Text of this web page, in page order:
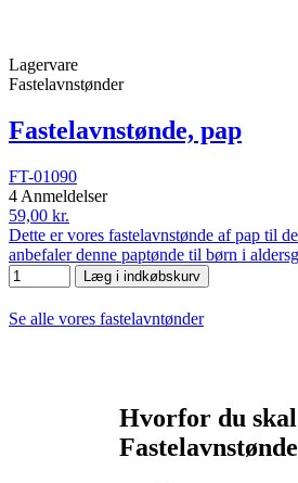
Lagervare
Fastelavnstønder
Fastelavnstønde, pap
FT-01090
4 Anmeldelser
59,00 kr.
Dette er vores fastelavnstønde af pap til
anbefaler denne paptønde til børn i
Læg i indkøbskurv
Se alle vores fastelavntønder
Hvorfor du